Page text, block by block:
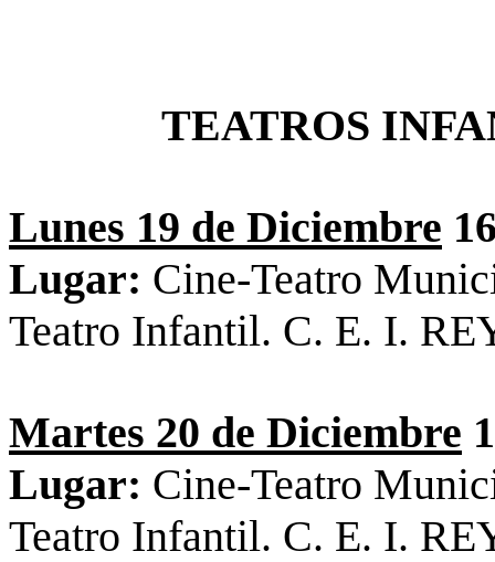
TEATROS
Lunes 19 de Diciembre
Lugar: Cine-Teatro
Teatro Infantil. C. E. I.
Martes 20 de Diciembre
Lugar: Cine-Teatro
Teatro Infantil. C. E. I.